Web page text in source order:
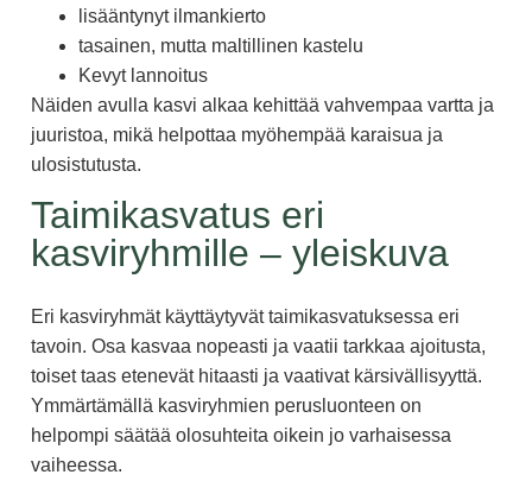
lisääntynyt ilmankierto
tasainen, mutta maltillinen kastelu
Kevyt lannoitus
Näiden avulla kasvi alkaa kehittää vahvempaa vartta ja
juuristoa, mikä helpottaa myöhempää karaisua ja
ulosistutusta.
Taimikasvatus eri
kasviryhmille – yleiskuva
Eri kasviryhmät käyttäytyvät taimikasvatuksessa eri
tavoin. Osa kasvaa nopeasti ja vaatii tarkkaa ajoitusta,
toiset taas etenevät hitaasti ja vaativat kärsivällisyyttä.
Ymmärtämällä kasviryhmien perusluonteen on
helpompi säätää olosuhteita oikein jo varhaisessa
vaiheessa.